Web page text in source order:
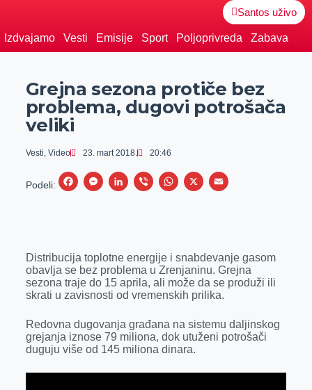
Santos uživo
Izdvajamo Vesti Emisije Sport Poljoprivreda Zabava
Grejna sezona protiče bez
problema, dugovi potrošača
veliki
Vesti, Video 23. mart 2018. 20:46
Podeli:
F
b
o
o
k
M
e
n
g
r
L
e
d
I
V
r
W
s
A
p
X
E
l
Distribucija toplotne energije i snabdevanje gasom
obavlja se bez problema u Zrenjaninu. Grejna
sezona traje do 15 aprila, ali može da se produži ili
skrati u zavisnosti od vremenskih prilika.
Redovna dugovanja građana na sistemu daljinskog
grejanja iznose 79 miliona, dok utuženi potrošači
duguju više od 145 miliona dinara.